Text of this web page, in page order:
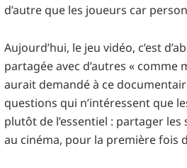
d’autre que les joueurs car
Aujourd’hui, le jeu vidéo, c’est
partagée avec d’autres « comme
aurait demandé à ce
questions qui n’intéressent que
plutôt de l’essentiel : partager
au cinéma, pour la première fois